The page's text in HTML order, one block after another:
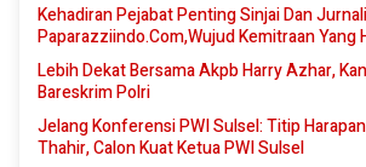
Kehadiran Pejabat Penting Sinjai Dan
Paparazziindo.Com,Wujud Kemitraan Yang
Lebih Dekat Bersama Akpb Harry Azhar,
Bareskrim Polri
Jelang Konferensi PWI Sulsel: Titip
Thahir, Calon Kuat Ketua PWI Sulsel